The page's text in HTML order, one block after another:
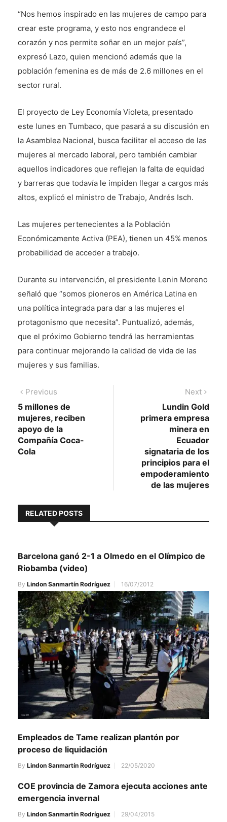
“Nos hemos inspirado en las mujeres de campo para
crear este programa, y esto nos engrandece el
corazón y nos permite soñar en un mejor país”,
expresó Lazo, quien mencionó además que la
población femenina es de más de 2.6 millones en el
sector rural.
El proyecto de Ley Economía Violeta, presentado
este lunes en Tumbaco, que pasará a su discusión en
la Asamblea Nacional, busca facilitar el acceso de las
mujeres al mercado laboral, pero también cambiar
aquellos indicadores que reflejan la falta de equidad
y barreras que todavía le impiden llegar a cargos más
altos, explicó el ministro de Trabajo, Andrés Isch.
Las mujeres pertenecientes a la Población
Económicamente Activa (PEA), tienen un 45% menos
probabilidad de acceder a trabajo.
Durante su intervención, el presidente Lenin Moreno
señaló que “somos pioneros en América Latina en
una política integrada para dar a las mujeres el
protagonismo que necesita”. Puntualizó, además,
que el próximo Gobierno tendrá las herramientas
para continuar mejorando la calidad de vida de las
mujeres y sus familias.
Navegación
de
entradas
Previous
post:
5 millones de
mujeres, reciben
apoyo de la
Compañía Coca-
Cola
Next
post:
Lundin Gold
primera empresa
minera en
Ecuador
signataria de los
principios para el
empoderamiento
de las mujeres
RELATED POSTS
Barcelona ganó 2-1 a Olmedo en el Olímpico de
Riobamba (video)
By Lindon Sanmartín Rodríguez 16/07/2012
Empleados de Tame realizan plantón por
proceso de liquidación
By Lindon Sanmartín Rodríguez 22/05/2020
COE provincia de Zamora ejecuta acciones ante
emergencia invernal
By Lindon Sanmartín Rodríguez 29/04/2015